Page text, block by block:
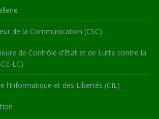
de la Communication (CSC)
de Contrôle d’Etat et de Lutte contre la
LC)
l’Informatique et des Libertés (CIL)